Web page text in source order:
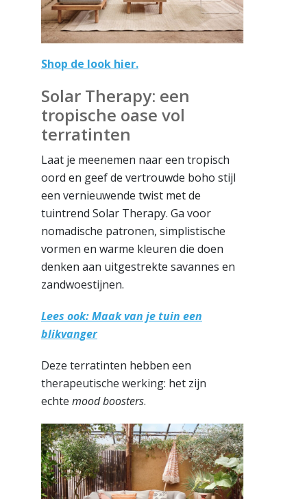
Shop de look hier.
Solar Therapy: een
tropische oase vol
terratinten
Laat je meenemen naar een tropisch
oord en geef de vertrouwde boho stijl
een vernieuwende twist met de
tuintrend Solar Therapy. Ga voor
nomadische patronen, simplistische
vormen en warme kleuren die doen
denken aan uitgestrekte savannes en
zandwoestijnen.
Lees ook: Maak van je tuin een
blikvanger
Deze terratinten hebben een
therapeutische werking: het zijn
echte mood boosters.